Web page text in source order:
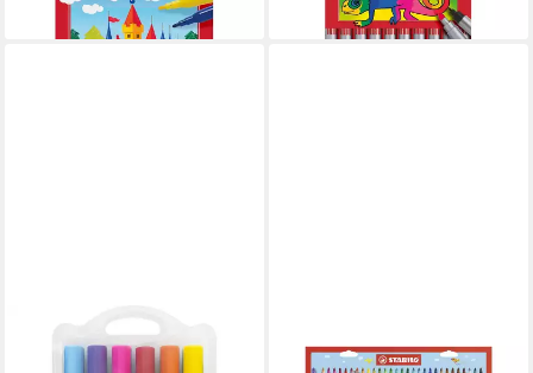
lieferbar - in 3-4 Werktagen bei dir
EBERHARD FABER
Filzstift Eberhard Faber